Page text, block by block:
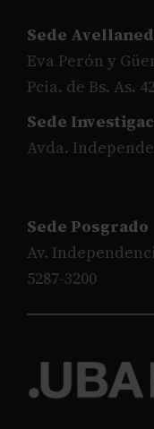
Sede
Eva Perón y
Pcia. de Bs. As.
Sede
Avda.
Sede Posgrado
Av.
5287-3200